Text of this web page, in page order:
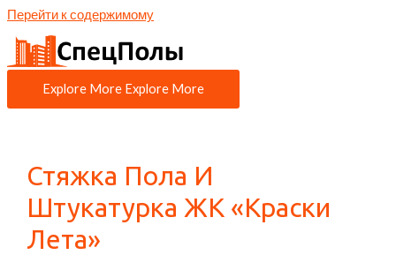
Перейти к содержимому
Explore More Explore More
Стяжка Пола И
Штукатурка ЖК «Краски
Лета»